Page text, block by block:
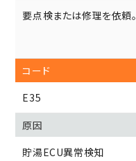
要点検または修理を依頼。
E35
貯湯ECU異常検知